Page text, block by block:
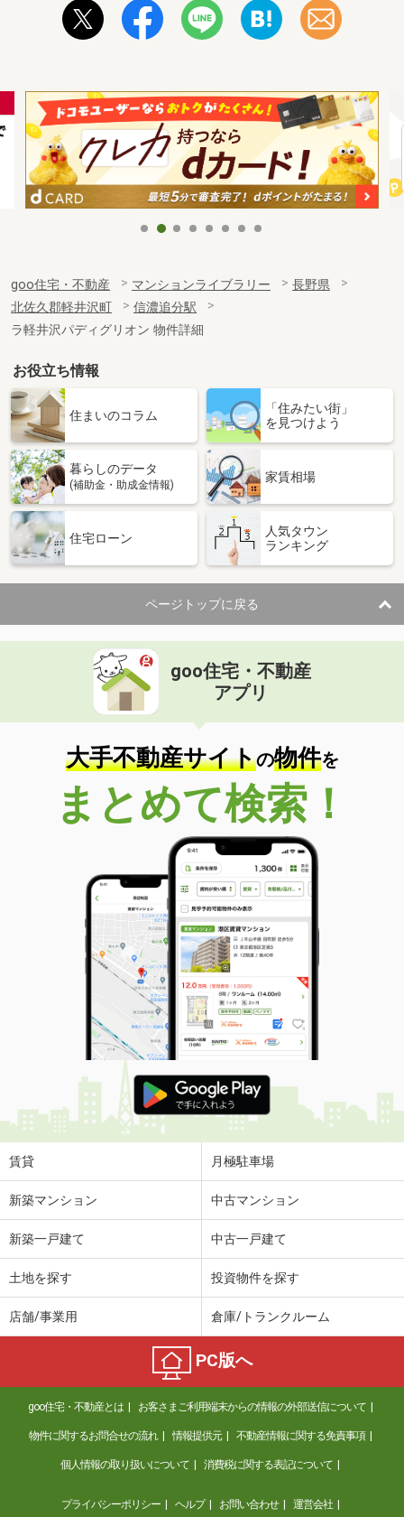
goo住宅・不動産 マンションライブラリー
長野県
北佐久郡軽井沢町
信濃追分駅
ラ軽井沢パディグリオン 物件詳細
お役立ち情報
住まいのコラム
「住みたい街」
を見つけよう
暮らしのデータ
(補助金・助成金情報)
家賃相場
住宅ローン
人気タウン
ランキング
ページトップに戻る
goo住宅・不動産
アプリ
大手不動産サイトの物件を
まとめて検索！
賃貸 月極駐車場
新築マンション 中古マンション
新築一戸建て 中古一戸建て
土地を探す 投資物件を探す
店舗/事業用 倉庫/トランクルーム
PC版へ
goo住宅・不動産とは お客さまご利用端末からの情報の外部送信について
物件に関するお問合せの流れ 情報提供元 不動産情報に関する免責事項
個人情報の取り扱いについて 消費税に関する表記について
プライバシーポリシー ヘルプ お問い合わせ 運営会社